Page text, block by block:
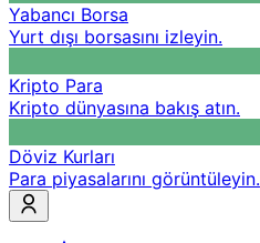
Yabancı Borsa
Yurt dışı borsasını izleyin.
Kripto Para
Kripto dünyasına bakış atın.
Döviz Kurları
Para piyasalarını görüntüleyin.